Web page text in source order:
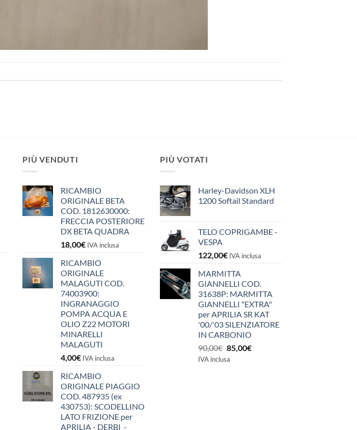
PIÙ VENDUTI
RICAMBIO
ORIGINALE BETA
COD. 1812630000:
FRECCIA POSTERIORE
DX BETA QUADRA
18,00€ IVA inclusa
RICAMBIO
ORIGINALE
MALAGUTI COD.
74003900:
INGRANAGGIO
POMPA ACQUA E
OLIO Z22 MOTORI
MINARELLI
MALAGUTI
4,00€ IVA inclusa
RICAMBIO
ORIGINALE PIAGGIO
COD. 487935 (ex
430753): SCODELLINO
LATO FRIZIONE per
APRILIA - DERBI -
PIÙ VOTATI
Harley-Davidson XLH
1200 Softail Standard
TELO COPRIGAMBE -
VESPA
122,00€ IVA inclusa
MARMITTA
GIANNELLI COD.
31638P: MARMITTA
GIANNELLI "EXTRA"
per APRILIA SR KAT
'00/'03 SILENZIATORE
IN CARBONIO
90,00€ Il
prezzo
85,00€Il
IVA inclusa